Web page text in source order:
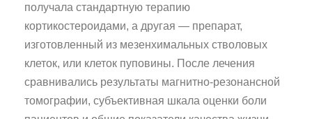
получала стандартную терапию
кортикостероидами, а другая — препарат,
изготовленный из мезенхимальных стволовых
клеток, или клеток пуповины. После лечения
сравнивались результаты магнитно-резонансной
томографии, субъективная шкала оценки боли